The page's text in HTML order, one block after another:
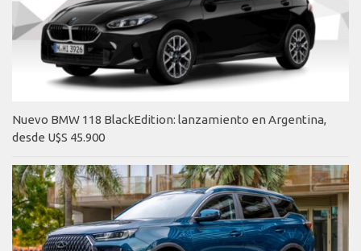
Nuevo BMW 118 BlackEdition: lanzamiento en Argentina,
desde U$S 45.900